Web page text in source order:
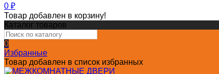
0 ₽
Товар добавлен в корзину!
Каталог товаров
0
Избранные
Товар добавлен в список избранных